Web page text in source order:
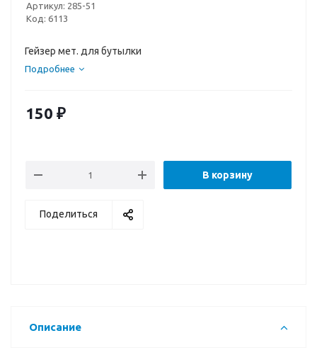
Артикул: 285-51
Код: 6113
Гейзер мет. для бутылки
Подробнее
150 ₽
В корзину
Поделиться
Описание